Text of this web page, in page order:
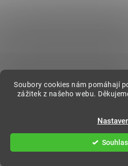
Soubory cookies nám pomáhají
zážitek z našeho webu.
DecorOnline.